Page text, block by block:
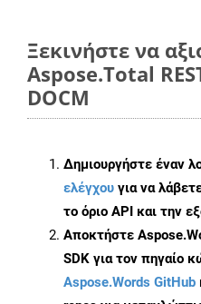
Ξεκινήστε να
Aspose.Total
DOCM
Δημιουργήστε έναν
ελέγχου για να
το όριο API και την
Αποκτήστε
SDK για τον πηγαίο
Aspose.Words GitHub